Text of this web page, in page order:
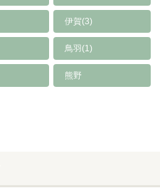
伊賀(3)
鳥羽(1)
熊野